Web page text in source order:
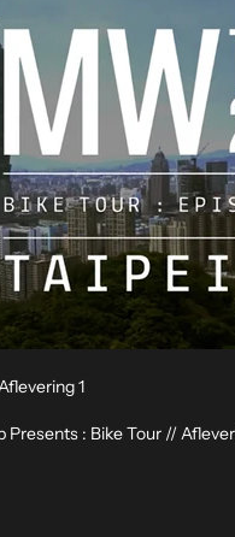
1
Presents : Bike Tour //
Bike Tour // Episode 1